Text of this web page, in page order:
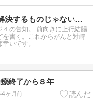
泣いてもわめいても解決するものじゃないから理性で戦うしかない
４の告知。 前向きに上行結腸
書く。これからがんと対峙
いです。
終了から８年
4ヶ月前